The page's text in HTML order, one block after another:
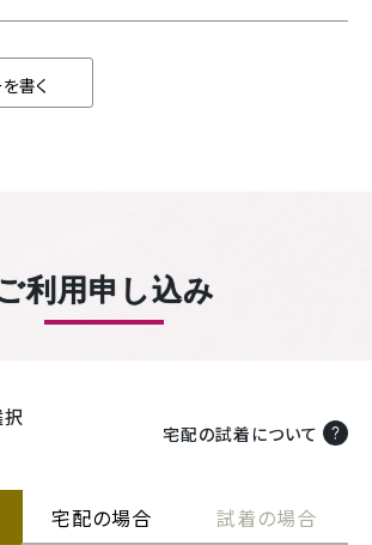
書く
利用申し込み
宅配の試着について
宅配の場合 試着の場合